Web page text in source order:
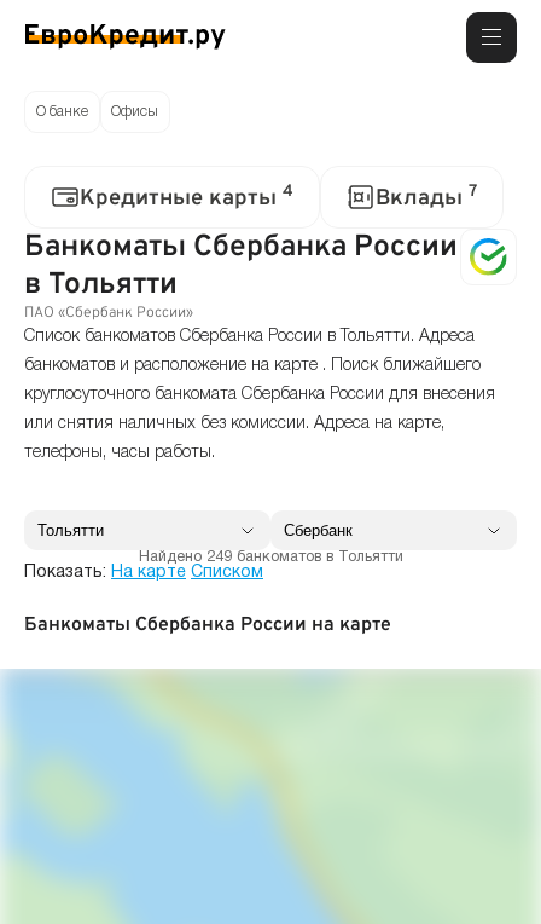
О банке Офисы
Кредитные карты 4 Вклады 7
Банкоматы Сбербанка России
в Тольятти
ПАО «Сбербанк России»
Список банкоматов Сбербанка России в Тольятти. Адреса
банкоматов и расположение на карте . Поиск ближайшего
круглосуточного банкомата Сбербанка России для внесения
или снятия наличных без комиссии. Адреса на карте,
телефоны, часы работы.
Найдено 249 банкоматов в Тольятти
Показать: На карте Списком
Банкоматы Сбербанка России на карте